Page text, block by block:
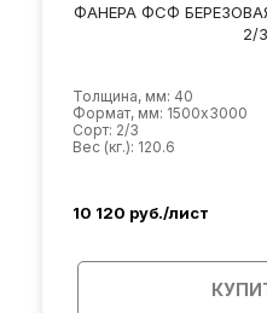
ФАНЕРА ФСФ
2/
Толщина, мм: 40
Формат, мм: 1500х3000
Сорт: 2/3
Вес (кг.): 120.6
10 120 руб./лист